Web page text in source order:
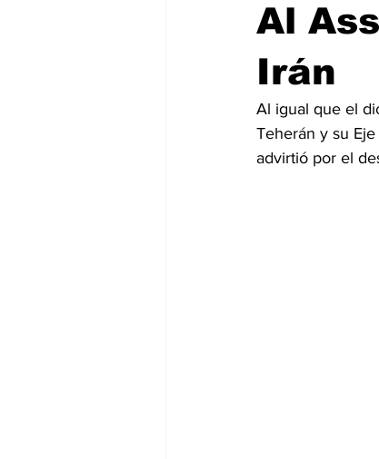
Al
Irán
Al igual que el
Teherán y su
advirtió por el